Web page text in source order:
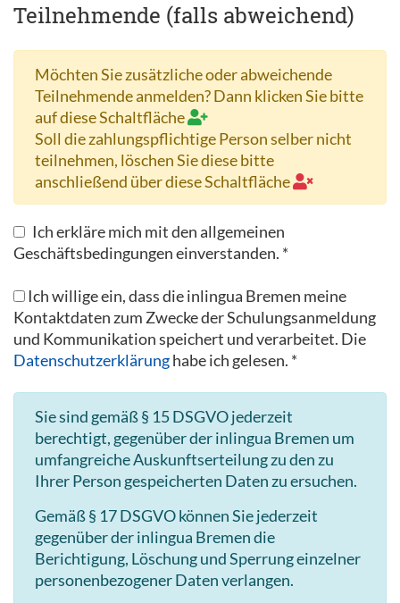
Teilnehmende (falls abweichend)
Möchten Sie zusätzliche oder abweichende
Teilnehmende anmelden? Dann klicken Sie bitte
auf diese Schaltfläche
Soll die zahlungspflichtige Person selber nicht
teilnehmen, löschen Sie diese bitte
anschließend über diese Schaltfläche
Ich erkläre mich mit den allgemeinen
Geschäftsbedingungen einverstanden. *
Ich willige ein, dass die inlingua Bremen meine
Kontaktdaten zum Zwecke der Schulungsanmeldung
und Kommunikation speichert und verarbeitet. Die
Datenschutzerklärunghabe ich gelesen. *
Sie sind gemäß § 15 DSGVO jederzeit
berechtigt, gegenüber der inlingua Bremen um
umfangreiche Auskunftserteilung zu den zu
Ihrer Person gespeicherten Daten zu ersuchen.
Gemäß § 17 DSGVO können Sie jederzeit
gegenüber der inlingua Bremen die
Berichtigung, Löschung und Sperrung einzelner
personenbezogener Daten verlangen.